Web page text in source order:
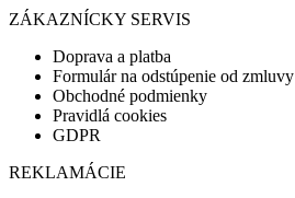
ZÁKAZNÍCKY SERVIS
Doprava a platba
Formulár na odstúpenie od zmluvy
Obchodné podmienky
Pravidlá cookies
GDPR
REKLAMÁCIE